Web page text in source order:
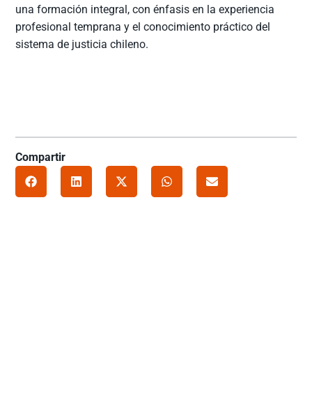
una formación integral, con énfasis en la experiencia
profesional temprana y el conocimiento práctico del
sistema de justicia chileno.
Compartir